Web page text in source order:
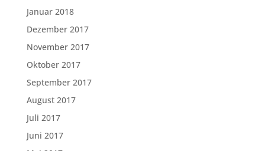
Januar 2018
Dezember 2017
November 2017
Oktober 2017
September 2017
August 2017
Juli 2017
Juni 2017